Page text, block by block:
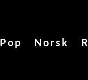
Pop Norsk